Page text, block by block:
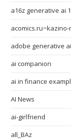
a16z generative ai 1
adobe generative ai
ai companion
ai in finance
AI News
ai-girlfriend
all_BAz